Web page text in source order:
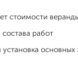
стоимости
работ
основных